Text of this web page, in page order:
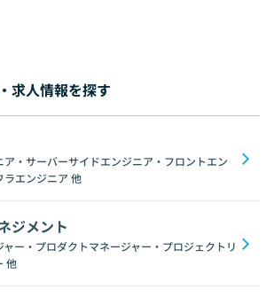
求人情報を探す
・サーバーサイドエンジニア・フロントエン
ラエンジニア 他
ジメント
ー・プロダクトマネージャー・プロジェクトリ
他